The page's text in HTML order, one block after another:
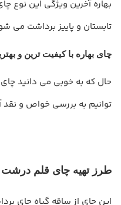
بهاره آخرین ویژگی این نوع
تابستان و پاییز برداشت می
چای بهاره با کیفیت ترین و
حال که به خوبی می دانید
توانیم به بررسی خواص و نقد
طرز تهیه چای قلم درشت
این چای از ساقه گیاه چای